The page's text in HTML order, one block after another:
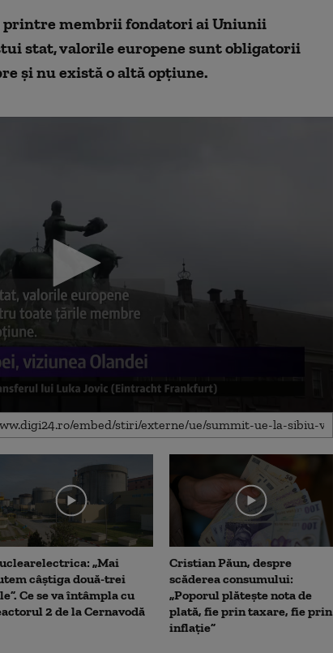
printre membrii fondatori ai Uniunii
stat, valorile europene sunt obligatorii
şi nu există o altă opţiune.
„Mai
câștiga două-trei
Ce se va întâmpla cu
2 de la Cernavodă
Cristian Păun, despre
scăderea consumului:
„Poporul plătește nota de
plată, fie prin taxare, fie prin
inflație”